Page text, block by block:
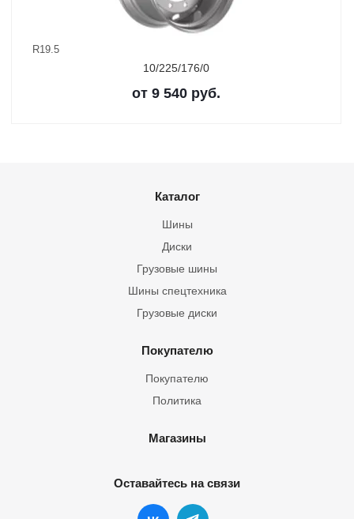
R19.5
10/225/176/0
от 9 540 руб.
Каталог
Шины
Грузовые шины
Шины спецтехника
Диски
Грузовые диски
Покупателю
Покупателю
Политика
Магазины
Оставайтесь на связи